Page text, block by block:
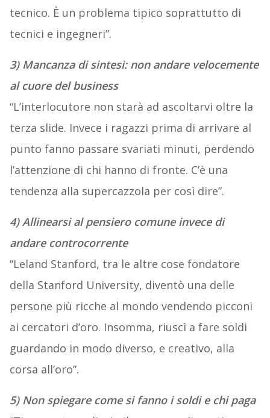
tecnico. È un problema tipico soprattutto di
tecnici e ingegneri”.
3) Mancanza di sintesi: non andare velocemente
al cuore del business
“L’interlocutore non starà ad ascoltarvi oltre la
terza slide. Invece i ragazzi prima di arrivare al
punto fanno passare svariati minuti, perdendo
l’attenzione di chi hanno di fronte. C’è una
tendenza alla supercazzola per così dire”.
4) Allinearsi al pensiero comune invece di
andare controcorrente
“Leland Stanford, tra le altre cose fondatore
della Stanford University, diventò una delle
persone più ricche al mondo vendendo picconi
ai cercatori d’oro. Insomma, riuscì a fare soldi
guardando in modo diverso, e creativo, alla
corsa all’oro”.
5) Non spiegare come si fanno i soldi e chi paga